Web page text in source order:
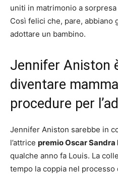
uniti in matrimonio a
Così felici che, pare, abbiano
adottare un bambino.
Jennifer Aniston
diventare
procedure per
Jennifer Aniston sarebbe in
l’attrice premio Oscar Sandra
qualche anno fa Louis. La
tempo la coppia nel processo